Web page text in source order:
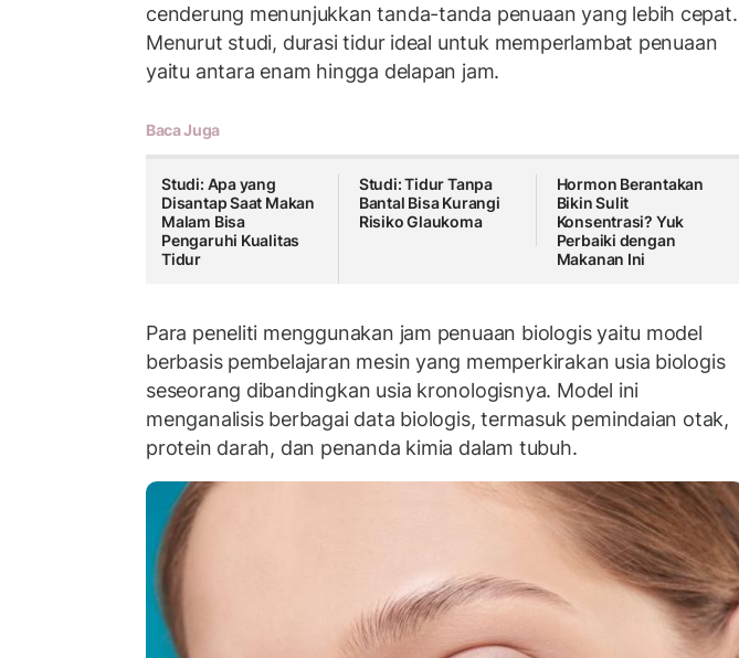
cenderung menunjukkan tanda-tanda penuaan yang lebih cepat.
Menurut studi, durasi tidur ideal untuk memperlambat penuaan
yaitu antara enam hingga delapan jam.
Baca Juga
Studi: Apa yang
Disantap Saat Makan
Malam Bisa
Pengaruhi Kualitas
Tidur
Studi: Tidur Tanpa
Bantal Bisa Kurangi
Risiko Glaukoma
Hormon Berantakan
Bikin Sulit
Konsentrasi? Yuk
Perbaiki dengan
Makanan Ini
Para peneliti menggunakan jam penuaan biologis yaitu model
berbasis pembelajaran mesin yang memperkirakan usia biologis
seseorang dibandingkan usia kronologisnya. Model ini
menganalisis berbagai data biologis, termasuk pemindaian otak,
protein darah, dan penanda kimia dalam tubuh.